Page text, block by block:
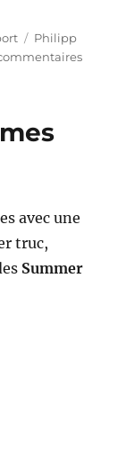
Étiquettes
Philipp
sur
avec une
truc,
Summer